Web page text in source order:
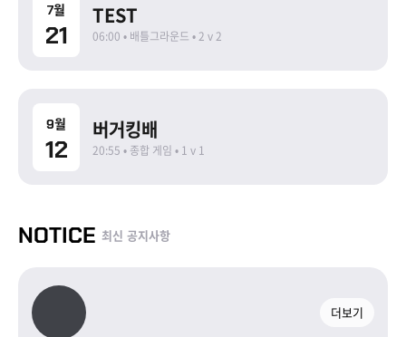
7월
21
TEST
06:00 • 배틀그라운드 • 2 v 2
9월
12
버거킹배
20:55 • 종합 게임 • 1 v 1
NOTICE 최신 공지사항
더보기